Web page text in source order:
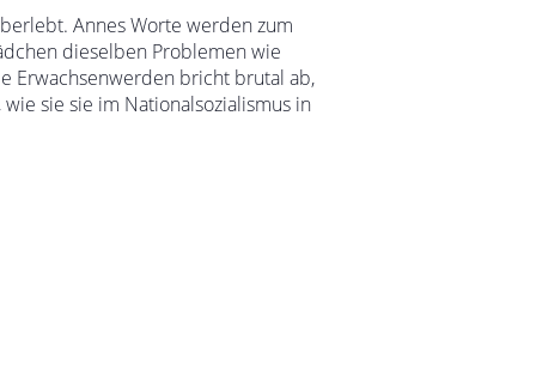
Annes Worte werden zum
dieselben Problemen wie
Erwachsenwerden bricht brutal ab,
sie sie im Nationalsozialismus in